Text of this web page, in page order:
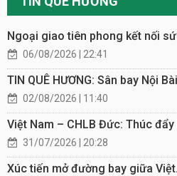
Ngoại giao tiên phong kết nối
06/08/2026 | 22:41
TIN QUÊ HƯƠNG: Sân bay Nội
02/08/2026 | 11:40
Việt Nam – CHLB Đức: Thúc đẩy
31/07/2026 | 20:28
Xúc tiến mở đường bay giữa